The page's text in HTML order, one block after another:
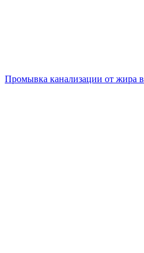
Промывка канализации от жира